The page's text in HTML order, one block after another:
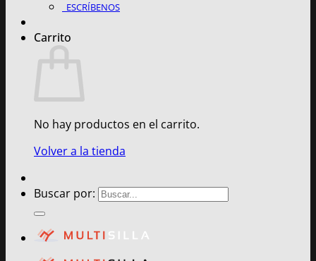
ESCRÍBENOS
Carrito
No hay productos en el carrito.
Volver a la tienda
Buscar por: